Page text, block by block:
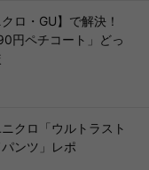
ロ・GU】で解決！
円ペチコート」どっ
クロ「ウルトラスト
ンツ」レポ